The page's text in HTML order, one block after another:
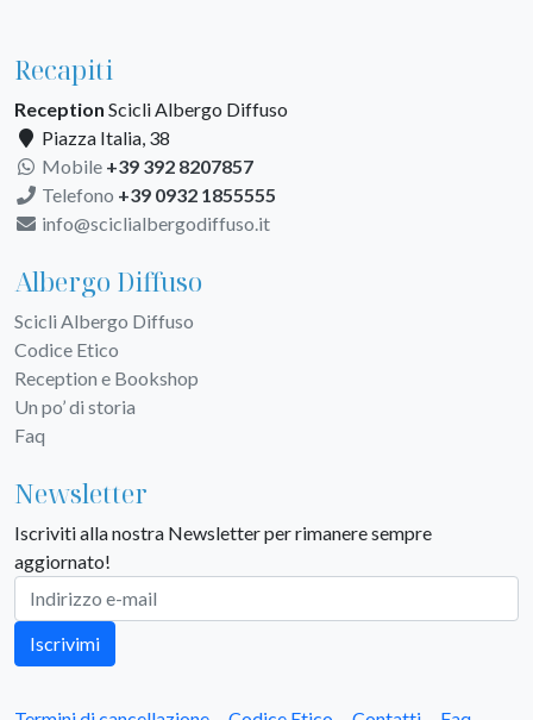
Recapiti
Reception Scicli Albergo Diffuso
Piazza Italia, 38
Mobile +39 392 8207857
Telefono +39 0932 1855555
info@sciclialbergodiffuso.it
Albergo Diffuso
Scicli Albergo Diffuso
Codice Etico
Reception e Bookshop
Un po’ di storia
Faq
Newsletter
Iscriviti alla nostra Newsletter per rimanere sempre
aggiornato!
Iscrivimi